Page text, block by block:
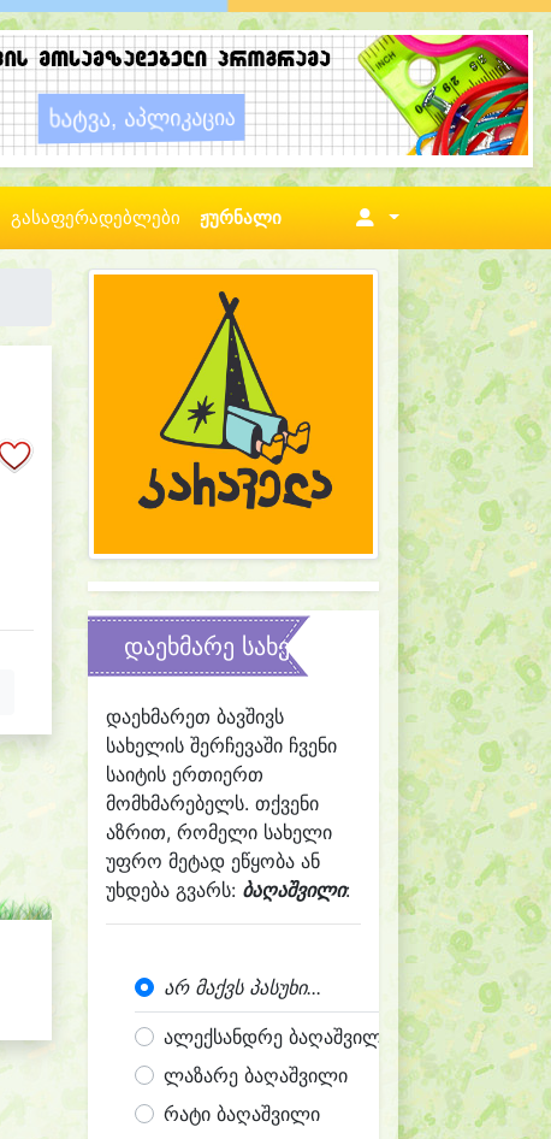
გასაფერადებლები ჟურნალი
დაეხმარე სახელის შერჩევაში
დაეხმარეთ ბავშივს
სახელის შერჩევაში ჩვენი
საიტის ერთიერთ
მომხმარებელს. თქვენი
აზრით, რომელი სახელი
უფრო მეტად ეწყობა ან
უხდება გვარს: ბაღაშვილი:
არ მაქვს პასუხი...
ალექსანდრე ბაღაშვილი
ლაზარე ბაღაშვილი
რატი ბაღაშვილი